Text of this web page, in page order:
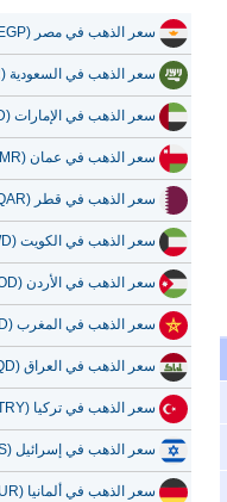
سعر الذهب في مصر (EGP)
سعر الذهب في السعودية (SAR)
سعر الذهب في الإمارات (AED)
سعر الذهب في عمان (OMR)
سعر الذهب في قطر (QAR)
سعر الذهب في الكويت (KWD)
سعر الذهب في الأردن (JOD)
سعر الذهب في المغرب (MAD)
سعر الذهب في العراق (IQD)
سعر الذهب في تركيا (TRY)
سعر الذهب في إسرائيل (ILS)
سعر الذهب في ألمانيا (EUR)